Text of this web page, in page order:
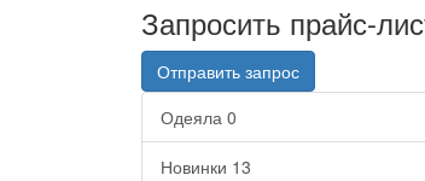
Запросить прайс-
Отправить запрос
Одеяла 0
Новинки 13